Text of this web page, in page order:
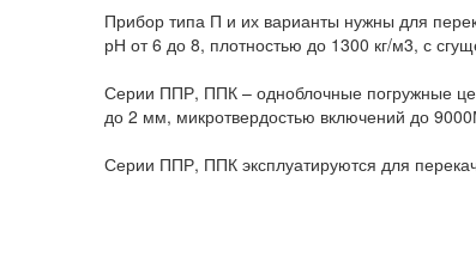
Прибор типа П и их варианты нужны для
рН от 6 до 8, плотностью до 1300 кг/м3, с
Серии ППР, ППК – одноблочные погружные
до 2 мм, микротвердостью включений до
Серии ППР, ППК эксплуатируются для